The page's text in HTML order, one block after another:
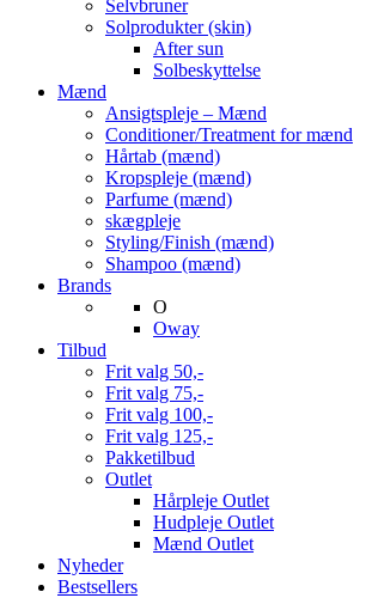
Selvbruner
Solprodukter (skin)
After sun
Solbeskyttelse
Mænd
Ansigtspleje – Mænd
Conditioner/Treatment for mænd
Hårtab (mænd)
Kropspleje (mænd)
Parfume (mænd)
skægpleje
Styling/Finish (mænd)
Shampoo (mænd)
Brands
O
Oway
Tilbud
Frit valg 50,-
Frit valg 75,-
Frit valg 100,-
Frit valg 125,-
Pakketilbud
Outlet
Hårpleje Outlet
Hudpleje Outlet
Mænd Outlet
Nyheder
Bestsellers